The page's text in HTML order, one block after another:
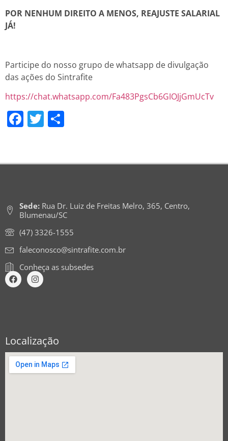
POR NENHUM DIREITO A MENOS, REAJUSTE SALARIAL
JÁ!
Participe do nosso grupo de whatsapp de divulgação
das ações do Sintrafite
https://chat.whatsapp.com/Fa483PgsCb6GIOJjGmUcTv
Facebook
Twitter
Sede:Rua Dr. Luiz de Freitas Melro, 365, Centro,
Blumenau/SC
(47) 3326-1555
faleconosco@sintrafite.com.br
Conheça as subsedes
Localização